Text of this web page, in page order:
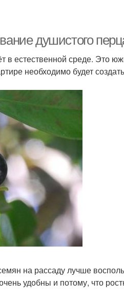
душистого
в естественной среде. Это
необходимо будет создать
на рассаду лучше
удобны и потому, что